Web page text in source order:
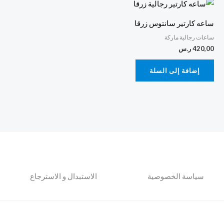
ساعه كارتير سانتوس زرقا
ساعات رجالية ماركة
420,00ر.س
إضافة إلى السلة
سياسة الخصوصية الاستبدال و الاسترجاع